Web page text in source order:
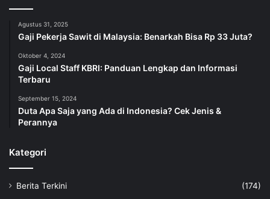
Agustus 31, 2025
Gaji Pekerja Sawit di Malaysia: Benarkah Bisa Rp 33 Juta?
Oktober 4, 2024
Gaji Local Staff KBRI: Panduan Lengkap dan Informasi
Terbaru
September 15, 2024
Duta Apa Saja yang Ada di Indonesia? Cek Jenis &
Perannya
Kategori
Berita Terkini
(174)